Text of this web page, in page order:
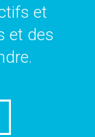
et
et des